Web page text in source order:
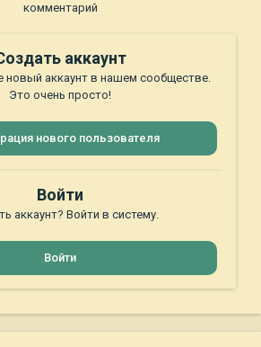
комментарий
аккаунт
новый аккаунт в нашем сообществе.
Это очень просто!
нового пользователя
Войти
аккаунт? Войти в систему.
Войти